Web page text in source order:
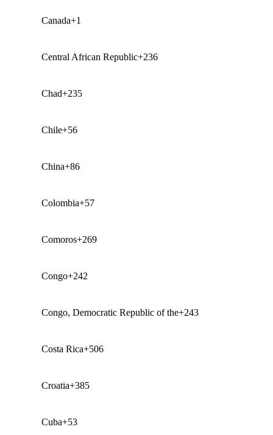
Canada+1
Central African Republic+236
Chad+235
Chile+56
China+86
Colombia+57
Comoros+269
Congo+242
Congo, Democratic Republic of the+243
Costa Rica+506
Croatia+385
Cuba+53